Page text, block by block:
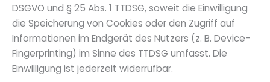
DSGVO und § 25 Abs. 1 TTDSG, soweit die Einwilligung
die Speicherung von Cookies oder den Zugriff auf
Informationen im Endgerät des Nutzers (z. B. Device-
Fingerprinting) im Sinne des TTDSG umfasst. Die
Einwilligung ist jederzeit widerrufbar.